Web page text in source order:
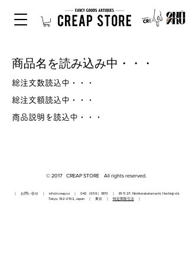
商品名を読み込み中・・・
総注文数読込中・・・
総注文額読込中・・・
商品説明を読込中・・・
© 2017 CREAP STORE All rights reserved.
｜ お問い合せ ｜ info@creap.co｜ 042（659）1870 ｜ 81-11 2F, Nishiterakatamachi, Hachioji-shi,
Tokyo, 192-0153, Japan ｜ 東京 ｜ 特定商取引法｜